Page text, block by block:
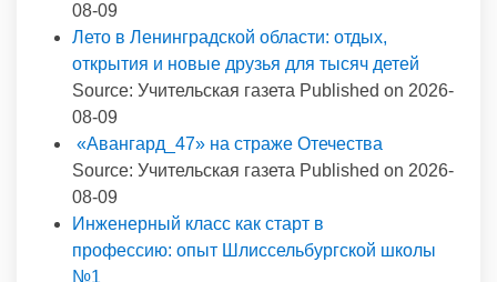
08-09
Лето в Ленинградской области: отдых,
открытия и новые друзья для тысяч детей
Source: Учительская газета Published on 2026-
08-09
«Авангард_47» на страже Отечества
Source: Учительская газета Published on 2026-
08-09
Инженерный класс как старт в
профессию: опыт Шлиссельбургской школы
№1